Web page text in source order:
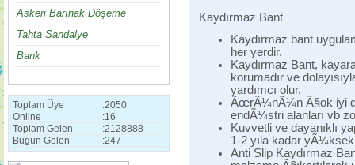
Askeri Barınak Döşeme
Tahta Sandalye
Bank
Toplam Üye :2050
Online
:16
Toplam Gelen
:2128888
Bugün Gelen
:247
Kaydırmaz Bant
Kaydırmaz bant
her yerdir.
Kaydırmaz Bant,
korumadır ve
yardımcı olur.
ÃœrÃ¼nÃ¼n Ã§ok iyi
endÃ¼stri alanları vb
Kuvvetli ve dayanıklı
1-2 yıla kadar
Anti Slip Kaydırmaz